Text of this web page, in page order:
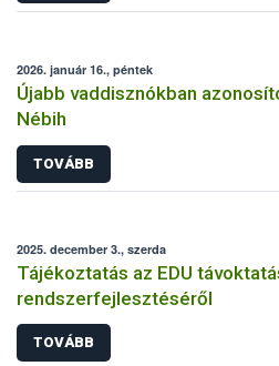
2026. január 16., péntek
Újabb vaddisznókban
Nébih
TOVÁBB
2025. december 3., szerda
Tájékoztatás az EDU
rendszerfejlesztéséről
TOVÁBB